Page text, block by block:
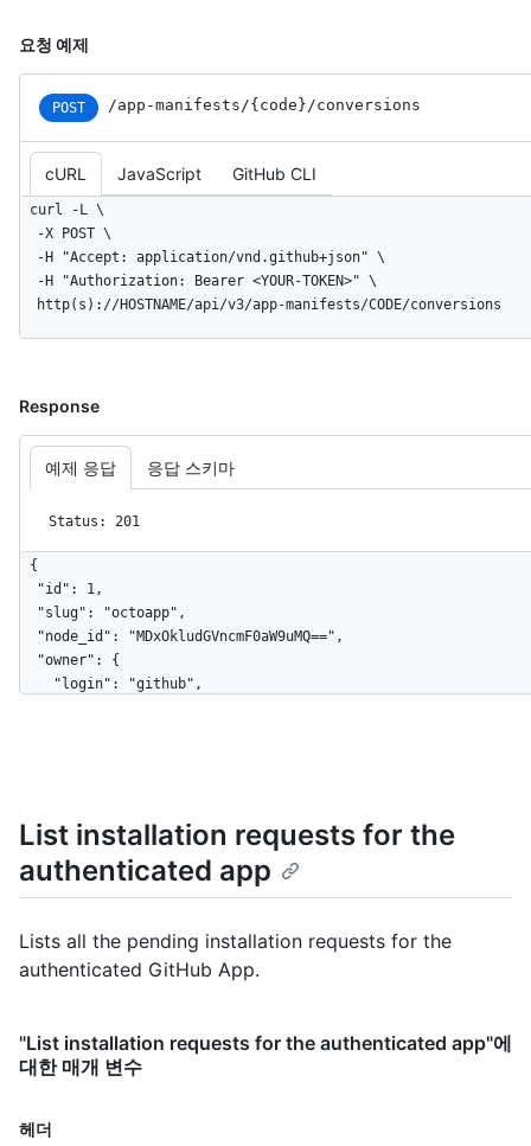
요청 예제
POST /app-manifests /{code} /conversions
cURL JavaScript GitHub CLI
curl -L \
  http(s)://HOSTNAME/api/v3/app-manifests/CODE/conversions
Response
예제 응답 응답 스키마
Status: 201
{
    "avatar_url": "https://github.com/images/error/octocat_happy.gif",
    "gravatar_id": "",
    "html_url": "https://github.com/octocat",
    "followers_url": "https://HOSTNAME/users/octocat/followers",
    "gists_url": "https://HOSTNAME/users/octocat/gists{/gist_id}",
    "starred_url": "https://HOSTNAME/users/octocat/starred{/owner}{/repo}",
    "received_events_url": "https://HOSTNAME/users/octocat/received_events",
    "type": "User",
  "name": "Octocat App",
List installation requests for the
authenticated app
Lists all the pending installation requests for the
authenticated GitHub App.
"List installation requests for the authenticated app"에
대한 매개 변수
헤더
이름,